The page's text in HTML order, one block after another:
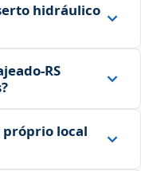
hidráulico
próprio local